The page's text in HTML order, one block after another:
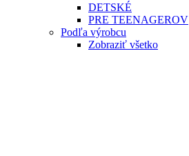
DETSKÉ
PRE TEENAGEROV
Podľa výrobcu
Zobraziť všetko